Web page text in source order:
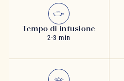
Tempo di infusione
2-3 min